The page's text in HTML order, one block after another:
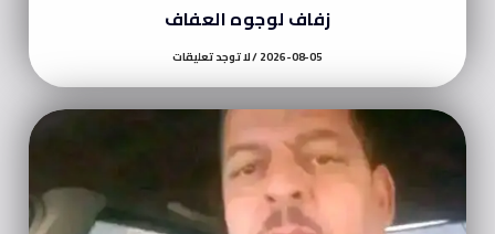
زفاف لوجوه العفاف
2026-08-05 لا توجد تعليقات